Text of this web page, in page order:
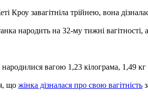
Кроу завагітніла трійнею, вона
народить на 32-му тижні вагітності,
вагою 1,23 кілограма, 1,49 кг
що жінка дізналася про свою вагітність